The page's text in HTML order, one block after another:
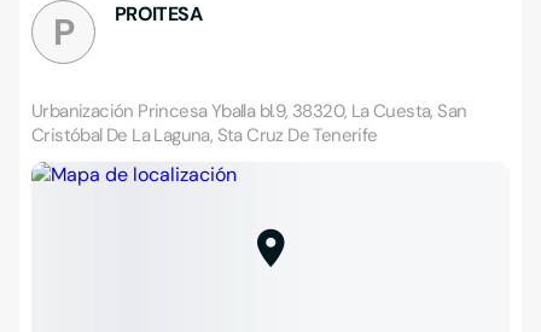
P PROITESA
Urbanización Princesa Yballa bl.9, 38320, La Cuesta, San
Cristóbal De La Laguna, Sta Cruz De Tenerife